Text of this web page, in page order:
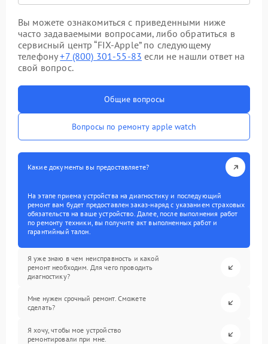
Вы можете ознакомиться с приведенными ниже
часто задаваемыми вопросами, либо обратиться в
сервисный центр “FIX-Apple” по следующему
телефону+7 (800) 301-55-83 если не нашли ответ на
свой вопрос.
Общие вопросы
Вопросы по ремонту apple watch
Какие документы вы предоставляете?
На этапе приема устройства на диагностику и последующий
ремонт вам будет предоставлен заказ-наряд с указанием страховых
обязательств на ваше устройство. Далее, после выполнения работ
по ремонту техники, вы получите акт выполненных работ и
гарантийный талон.
Я уже знаю в чем неисправность и какой
ремонт необходим. Для чего проводить
диагностику?
Мне нужен срочный ремонт. Сможете
сделать?
Я хочу, чтобы мое устройство
ремонтировали при мне.